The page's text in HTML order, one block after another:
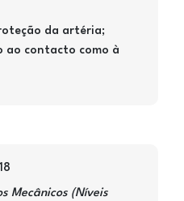
da artéria;
ao contacto como à
Mecânicos (Níveis